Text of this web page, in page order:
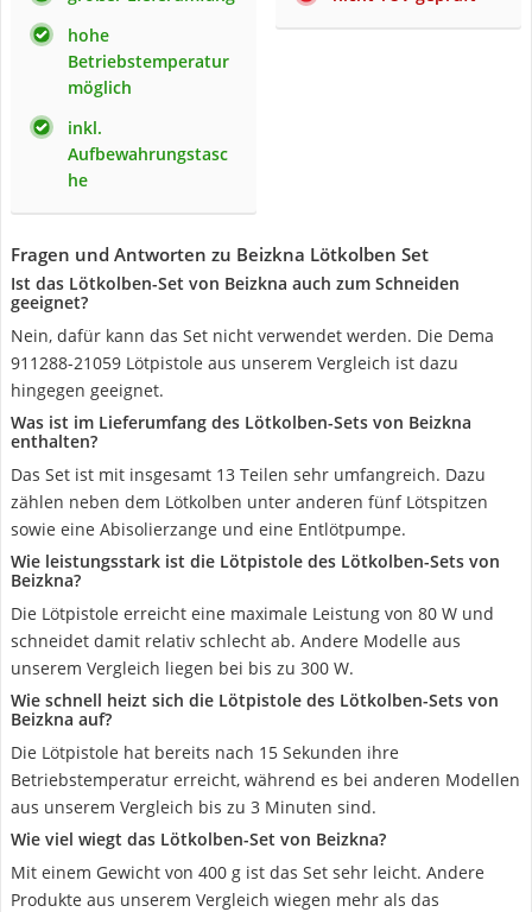
hohe
Betriebstemperatur
möglich
inkl.
Aufbewahrungstasc
he
Fragen und Antworten zu Beizkna Lötkolben Set
Ist das Lötkolben-Set von Beizkna auch zum Schneiden
geeignet?
Nein, dafür kann das Set nicht verwendet werden. Die Dema
911288-21059 Lötpistole aus unserem Vergleich ist dazu
hingegen geeignet.
Was ist im Lieferumfang des Lötkolben-Sets von Beizkna
enthalten?
Das Set ist mit insgesamt 13 Teilen sehr umfangreich. Dazu
zählen neben dem Lötkolben unter anderen fünf Lötspitzen
sowie eine Abisolierzange und eine Entlötpumpe.
Wie leistungsstark ist die Lötpistole des Lötkolben-Sets von
Beizkna?
Die Lötpistole erreicht eine maximale Leistung von 80 W und
schneidet damit relativ schlecht ab. Andere Modelle aus
unserem Vergleich liegen bei bis zu 300 W.
Wie schnell heizt sich die Lötpistole des Lötkolben-Sets von
Beizkna auf?
Die Lötpistole hat bereits nach 15 Sekunden ihre
Betriebstemperatur erreicht, während es bei anderen Modellen
aus unserem Vergleich bis zu 3 Minuten sind.
Wie viel wiegt das Lötkolben-Set von Beizkna?
Mit einem Gewicht von 400 g ist das Set sehr leicht. Andere
Produkte aus unserem Vergleich wiegen mehr als das